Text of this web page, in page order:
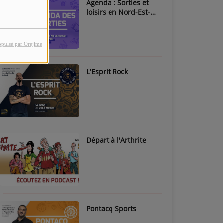
par Orejime
Agenda : Sorties et
loisirs en Nord-Est-
L'Esprit Rock
Départ à l'Arthrite
Pontacq Sports